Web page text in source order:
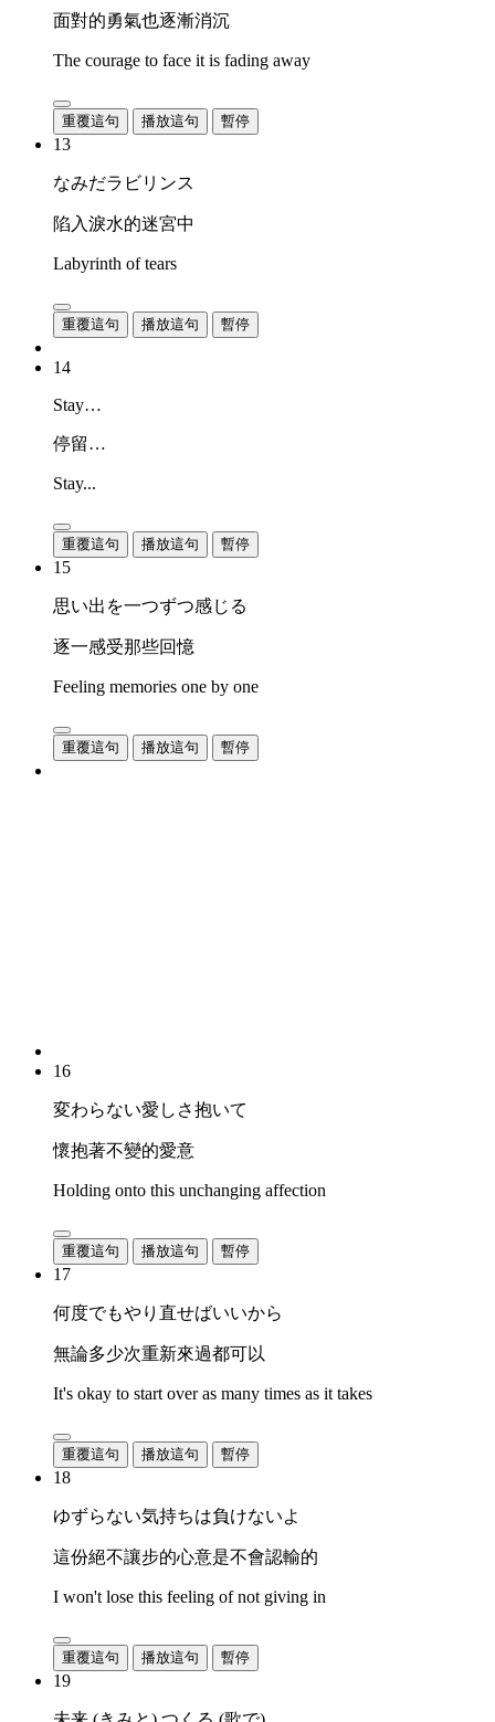
面對的勇氣也逐漸消沉
The courage to face it is fading away
重覆這句 播放這句 暫停
13
なみだラビリンス
陷入淚水的迷宮中
Labyrinth of tears
重覆這句 播放這句 暫停
14
Stay…
停留…
Stay...
重覆這句 播放這句 暫停
15
思い出を一つずつ感じる
逐一感受那些回憶
Feeling memories one by one
重覆這句 播放這句 暫停
16
変わらない愛しさ抱いて
懷抱著不變的愛意
Holding onto this unchanging affection
重覆這句 播放這句 暫停
17
何度でもやり直せばいいから
無論多少次重新來過都可以
It's okay to start over as many times as it takes
重覆這句 播放這句 暫停
18
ゆずらない気持ちは負けないよ
這份絕不讓步的心意是不會認輸的
I won't lose this feeling of not giving in
重覆這句 播放這句 暫停
19